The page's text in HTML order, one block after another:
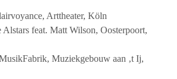
Arttheater, Köln
Alstars feat. Matt Wilson, Oosterpoort,
Muziekgebouw aan ‚t Ij,